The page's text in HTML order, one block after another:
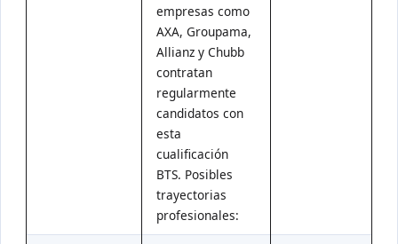
empresas como
AXA, Groupama,
Allianz y Chubb
contratan
regularmente
candidatos con
esta
cualificación
BTS. Posibles
trayectorias
profesionales: